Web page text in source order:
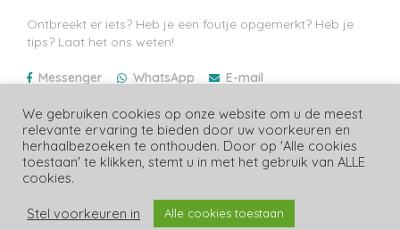
Ontbreekt er iets? Heb je een foutje opgemerkt? Heb je
tips? Laat het ons weten!
Messenger WhatsApp E-mail
Laatste prijzen update: 07/08/2026
We gebruiken cookies op onze website om u de meest
relevante ervaring te bieden door uw voorkeuren en
herhaalbezoeken te onthouden. Door op 'Alle cookies
toestaan' te klikken, stemt u in met het gebruik van ALLE
cookies.
Stel voorkeuren in Alle cookies toestaan